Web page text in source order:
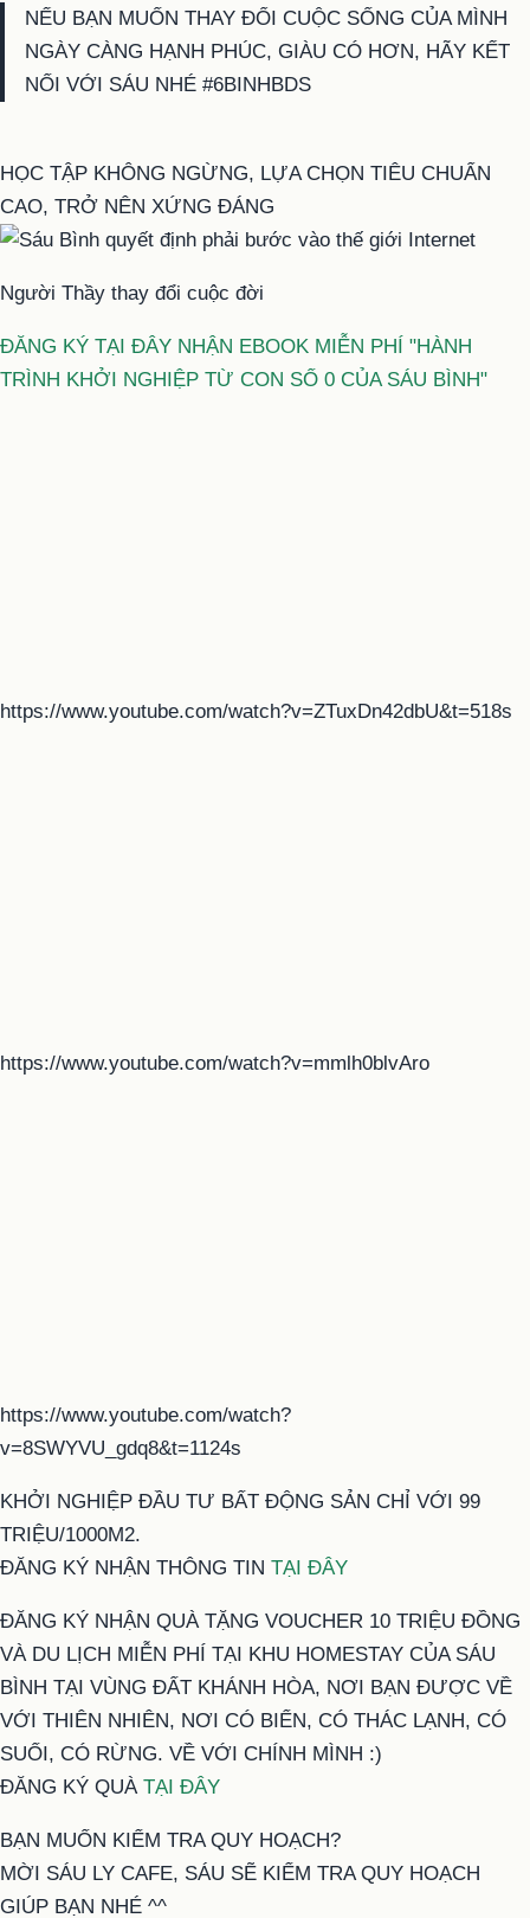
NẾU BẠN MUỐN THAY ĐỔI CUỘC SỐNG CỦA MÌNH
NGÀY CÀNG HẠNH PHÚC, GIÀU CÓ HƠN, HÃY KẾT
NỐI VỚI SÁU NHÉ #6BINHBDS
HỌC TẬP KHÔNG NGỪNG, LỰA CHỌN TIÊU CHUẨN
CAO, TRỞ NÊN XỨNG ĐÁNG
Người Thầy thay đổi cuộc đời
ĐĂNG KÝ TẠI ĐÂY NHẬN EBOOK MIỄN PHÍ "HÀNH
TRÌNH KHỞI NGHIỆP TỪ CON SỐ 0 CỦA SÁU BÌNH"
https://www.youtube.com/watch?v=ZTuxDn42dbU&t=518s
https://www.youtube.com/watch?v=mmlh0blvAro
https://www.youtube.com/watch?
v=8SWYVU_gdq8&t=1124s
KHỞI NGHIỆP ĐẦU TƯ BẤT ĐỘNG SẢN CHỈ VỚI 99
TRIỆU/1000M2.
ĐĂNG KÝ NHẬN THÔNG TIN TẠI ĐÂY
ĐĂNG KÝ NHẬN QUÀ TẶNG VOUCHER 10 TRIỆU ĐỒNG
VÀ DU LỊCH MIỄN PHÍ TẠI KHU HOMESTAY CỦA SÁU
BÌNH TẠI VÙNG ĐẤT KHÁNH HÒA, NƠI BẠN ĐƯỢC VỀ
VỚI THIÊN NHIÊN, NƠI CÓ BIỂN, CÓ THÁC LẠNH, CÓ
SUỐI, CÓ RỪNG. VỀ VỚI CHÍNH MÌNH :)
ĐĂNG KÝ QUÀ TẠI ĐÂY
BẠN MUỐN KIỂM TRA QUY HOẠCH?
MỜI SÁU LY CAFE, SÁU SẼ KIỂM TRA QUY HOẠCH
GIÚP BẠN NHÉ ^^